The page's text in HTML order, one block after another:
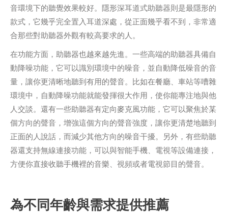
音環境下的聽覺效果較好。隱形深耳道式助聽器則是最隱形的
款式，它幾乎完全置入耳道深處，從正面幾乎看不到，非常適
合那些對助聽器外觀有較高要求的人。
在功能方面，助聽器也越來越先進。一些高端的助聽器具備自
動降噪功能，它可以識別環境中的噪音，並自動降低噪音的音
量，讓你更清晰地聽到有用的聲音。比如在餐廳、車站等嘈雜
環境中，自動降噪功能就能發揮很大作用，使你能專注地與他
人交談。還有一些助聽器有定向麥克風功能，它可以聚焦於某
個方向的聲音，增強這個方向的聲音強度，讓你更清楚地聽到
正面的人說話，而減少其他方向的噪音干擾。另外，有些助聽
器還支持無線連接功能，可以與智能手機、電視等設備連接，
方便你直接收聽手機裡的音樂、視頻或者電視節目的聲音。
為不同年齡與需求提供推薦